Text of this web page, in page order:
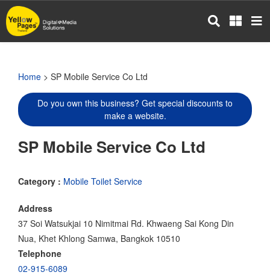
Skip
to
main
Home > SP Mobile Service Co Ltd
Do you own this business? Get special discounts to
make a website.
SP Mobile Service Co Ltd
Category : Mobile Toilet Service
Address
37 Soi Watsukjai 10 Nimitmai Rd. Khwaeng Sai Kong Din
Nua, Khet Khlong Samwa, Bangkok 10510
Telephone
02-915-6089